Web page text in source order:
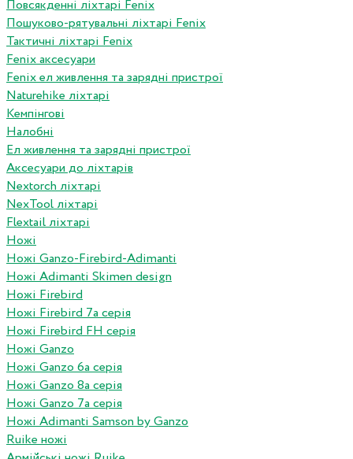
Повсякденні ліхтарі Fenix
Пошуково-рятувальні ліхтарі Fenix
Тактичні ліхтарі Fenix
Fenix аксесуари
Fenix ел живлення та зарядні пристрої
Naturehike ліхтарі
Кемпінгові
Налобні
Ел живлення та зарядні пристрої
Аксесуари до ліхтарів
Nextorch ліхтарі
NexTool ліхтарі
Flextail ліхтарі
Ножі
Ножі Ganzo-Firebird-Adimanti
Ножі Adimanti Skimen design
Ножі Firebird
Ножі Firebird 7а серія
Ножі Firebird FH серія
Ножі Ganzo
Ножі Ganzo 6а серія
Ножі Ganzo 8а серія
Ножі Ganzo 7а серія
Ножі Adimanti Samson by Ganzo
Ruike ножі